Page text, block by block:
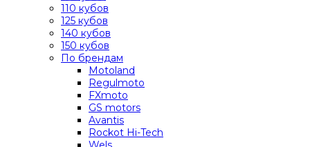
110 кубов
125 кубов
140 кубов
150 кубов
По брендам
Motoland
Regulmoto
FXmoto
GS motors
Avantis
Rockot Hi-Tech